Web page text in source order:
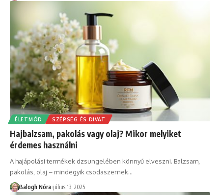
ÉLETMÓD SZÉPSÉG ÉS DIVAT
Hajbalzsam, pakolás vagy olaj? Mikor melyiket
érdemes használni
A hajápolási termékek dzsungelében könnyű elveszni. Balzsam,
pakolás, olaj – mindegyik csodaszernek…
Balogh Nóra július 13, 2025